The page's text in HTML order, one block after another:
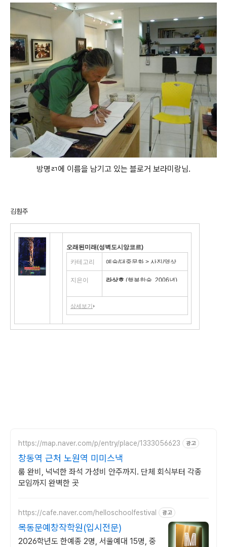
방명ㄺ에 이름을 남기고 있는 블로거 보라미랑님.
김훤주
오래된미래(성벽도시앙코르)
카테고리 예술/대중문화 > 사진/영상
지은이 라상호 (행복한숲, 2006년)
상세보기
https://map.naver.com/p/entry/place/1333056623 광고
창동역 근처 노원역 미미스낵
룸 완비, 넉넉한 좌석 가성비 안주까지. 단체 회식부터 각종
모임까지 완벽한 곳
https://cafe.naver.com/helloschoolfestival 광고
목동문예창작학원(입시전문)
2026학년도 한예종 2명, 서울예대 15명, 중